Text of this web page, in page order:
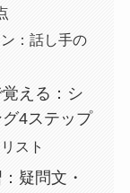
：話し手の
える：シ
4ステップ
スト
疑問文・